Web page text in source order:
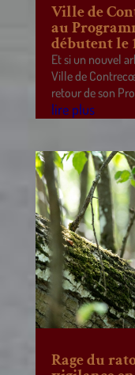
Ville de
au
débutent le
Et si un nouvel
Ville de
retour de son
lire plus
Rage du